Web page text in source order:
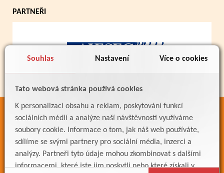
Souhlas Nastavení Více o cookies
Tato webová stránka používá cookies
K personalizaci obsahu a reklam, poskytování funkcí
sociálních médií a analýze naší návštěvnosti využíváme
soubory cookie. Informace o tom, jak náš web používáte,
sdílíme se svými partnery pro sociální média, inzerci a
analýzy. Partneři tyto údaje mohou zkombinovat s dalšími
informacemi, které jste jim poskytli nebo které získali v
PARTNEŘI
ODKAZY
Bakaláři
Jídelníček
Meteostanice